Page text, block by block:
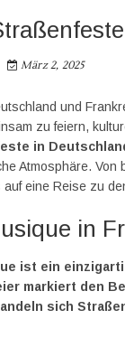
März 2, 2025
und
zu feiern,
in
Atmosphäre.
eine Reise zu
in
ist ein
markiert den
sich